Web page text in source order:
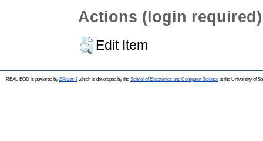
Actions (login required)
Edit Item
REAL-EOD is powered by EPrints 3which is developed by the School of Electronics and Computer Science at the University of